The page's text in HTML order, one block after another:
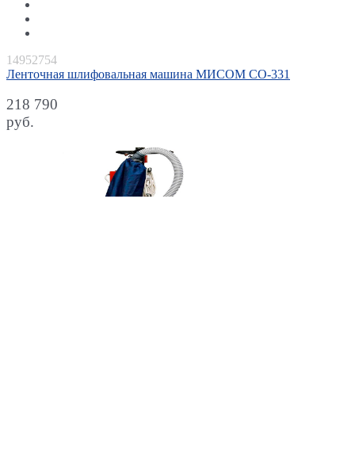
14952754
Ленточная шлифовальная машина МИСОМ СО-331
218 790
руб.